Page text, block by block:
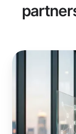
ezeep